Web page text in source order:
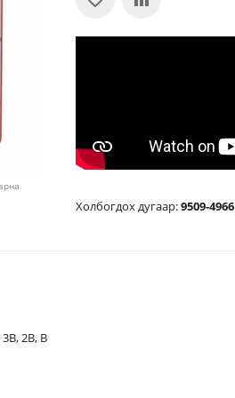
Холбогдох дугаар:9509-4966
5B, 4B, 3B, 2B, B